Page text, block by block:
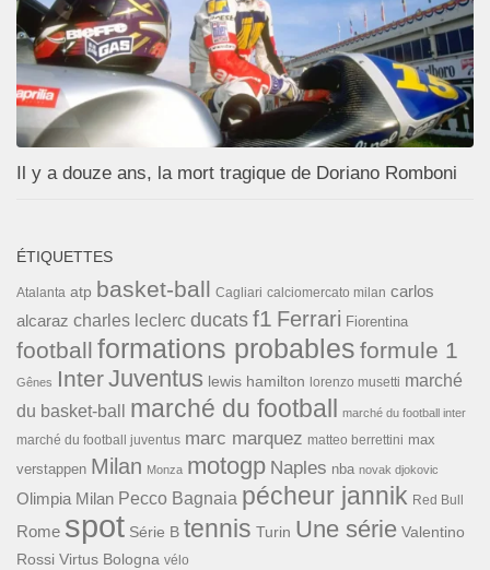
Il y a douze ans, la mort tragique de Doriano Romboni
ÉTIQUETTES
Atalanta atp basket-ball Cagliari calciomercato milan carlos
alcaraz charles leclerc ducats f1 Ferrari Fiorentina
football formations probables formule 1
Gênes InterJuventus lewis hamilton lorenzo musetti marché
du basket-ball
marché du football marché du football inter
marché du football juventus marc marquez matteo berrettini max
verstappen Milan Monza motogp Naples nba novak djokovic
Olimpia Milan Pecco Bagnaia pécheur jannik Red Bull
Rome spot Série B tennis Turin Une série Valentino
Rossi Virtus Bologna vélo